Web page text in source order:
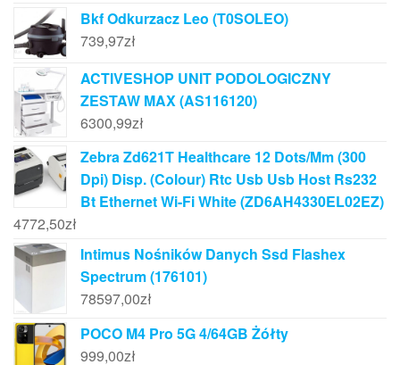
Bkf Odkurzacz Leo (T0SOLEO)
739,97zł
ACTIVESHOP UNIT PODOLOGICZNY
ZESTAW MAX (AS116120)
6300,99zł
Zebra Zd621T Healthcare 12 Dots/Mm (300
Dpi) Disp. (Colour) Rtc Usb Usb Host Rs232
Bt Ethernet Wi-Fi White (ZD6AH4330EL02EZ)
4772,50zł
Intimus Nośników Danych Ssd Flashex
Spectrum (176101)
78597,00zł
POCO M4 Pro 5G 4/64GB Żółty
999,00zł